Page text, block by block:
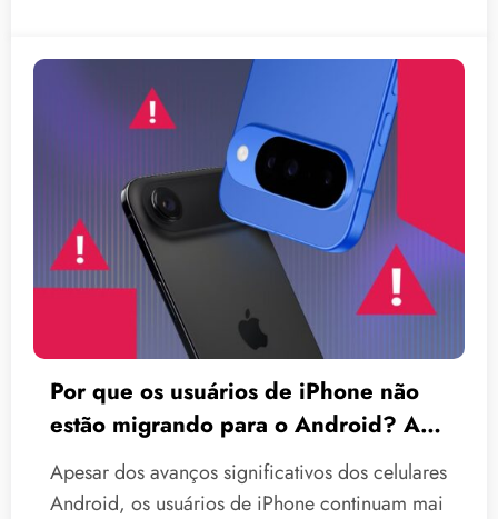
Por que os usuários de iPhone não
estão migrando para o Android? A
resposta é mais simples do que você
imagina.
Apesar dos avanços significativos dos celulares
Android, os usuários de iPhone continuam mai